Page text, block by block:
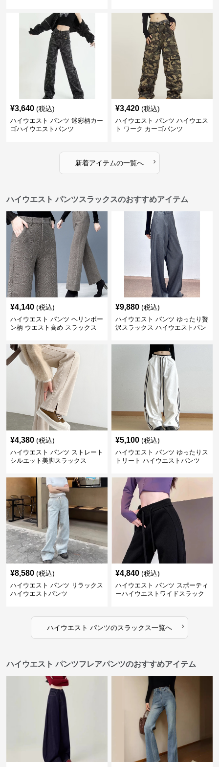
¥3,640 (税込)
ハイウエスト パンツ 迷彩柄カー
ゴハイウエストパンツ
¥3,420 (税込)
ハイウエスト パンツ ハイウエス
ト ワーク カーゴパンツ
新着アイテムの一覧へ ›
ハイウエスト パンツスラックスのおすすめアイテム
¥4,140 (税込)
ハイウエスト パンツ ヘリンボー
ン柄 ウエスト高め スラックス
¥9,880 (税込)
ハイウエスト パンツ ゆったり贅
沢スラックス ハイウエストパン
¥4,380 (税込)
ハイウエスト パンツ ストレート
シルエット美脚スラックス
¥5,100 (税込)
ハイウエスト パンツ ゆったりス
トリート ハイウエストパンツ
¥8,580 (税込)
ハイウエスト パンツ リラックス
ハイウエストパンツ
¥4,840 (税込)
ハイウエスト パンツ スポーティ
ーハイウエストワイドスラック
ハイウエスト パンツのスラックス一覧へ ›
ハイウエスト パンツフレアパンツのおすすめアイテム